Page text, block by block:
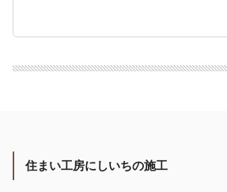
住まい工房にしいちの施工